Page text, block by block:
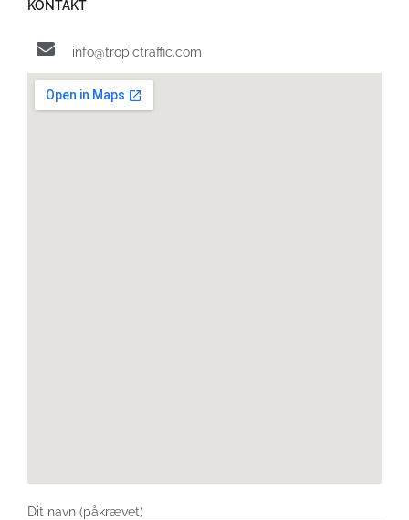
KONTAKT
info@tropictraffic.com
Dit navn (påkrævet)